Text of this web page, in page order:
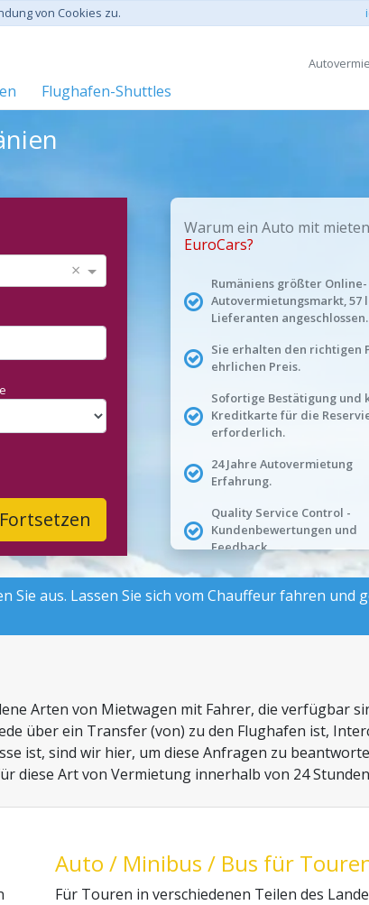
von Cookies zu.
Flughafen-Shuttles
×
Fortsetzen
Warum ein Auto mit
EuroCars?
Rumäniens größter Online-
Autovermietungsmarkt, 57
Lieferanten angeschlossen.
Sie erhalten den richtigen
ehrlichen Preis.
Sofortige Bestätigung und
Kreditkarte für die
erforderlich.
24 Jahre Autovermietung
Erfahrung.
Quality Service Control -
Kundenbewertungen und
Feedback.
Sie aus. Lassen Sie sich vom Chauffeur fahren und
Arten von Mietwagen mit Fahrer, die verfügbar
über ein Transfer (von) zu den Flughafen ist,
ist, sind wir hier, um diese Anfragen zu
diese Art von Vermietung innerhalb von 24
Auto / Minibus / Bus für
Für Touren in verschiedenen Teilen des